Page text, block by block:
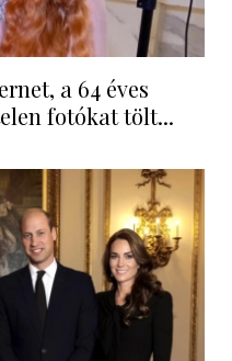
a 64 éves
fotókat tölt...